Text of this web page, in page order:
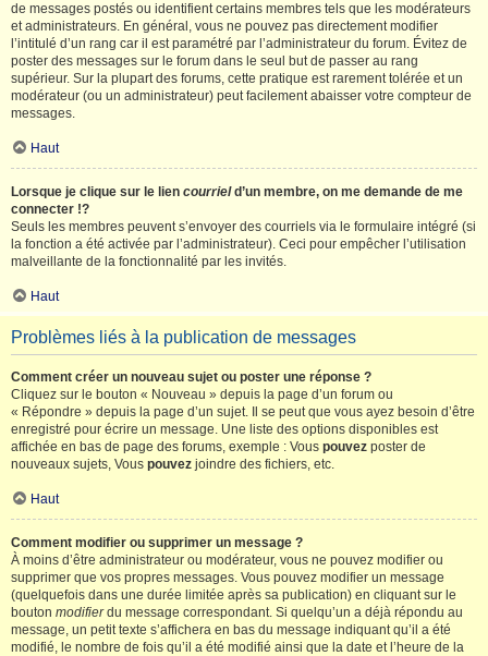
de messages postés ou identifient certains membres tels que les modérateurs
et administrateurs. En général, vous ne pouvez pas directement modifier
l’intitulé d’un rang car il est paramétré par l’administrateur du forum. Évitez de
poster des messages sur le forum dans le seul but de passer au rang
supérieur. Sur la plupart des forums, cette pratique est rarement tolérée et un
modérateur (ou un administrateur) peut facilement abaisser votre compteur de
messages.
Haut
Lorsque je clique sur le lien courrield’un membre, on me demande de me
connecter !?
Seuls les membres peuvent s’envoyer des courriels via le formulaire intégré (si
la fonction a été activée par l’administrateur). Ceci pour empêcher l’utilisation
malveillante de la fonctionnalité par les invités.
Haut
Problèmes liés à la publication de messages
Comment créer un nouveau sujet ou poster une réponse ?
Cliquez sur le bouton « Nouveau » depuis la page d’un forum ou
« Répondre » depuis la page d’un sujet. Il se peut que vous ayez besoin d’être
enregistré pour écrire un message. Une liste des options disponibles est
affichée en bas de page des forums, exemple : Vous pouvez poster de
nouveaux sujets, Vous pouvez joindre des fichiers, etc.
Haut
Comment modifier ou supprimer un message ?
À moins d’être administrateur ou modérateur, vous ne pouvez modifier ou
supprimer que vos propres messages. Vous pouvez modifier un message
(quelquefois dans une durée limitée après sa publication) en cliquant sur le
bouton modifierdu message correspondant. Si quelqu’un a déjà répondu au
message, un petit texte s’affichera en bas du message indiquant qu’il a été
modifié, le nombre de fois qu’il a été modifié ainsi que la date et l’heure de la